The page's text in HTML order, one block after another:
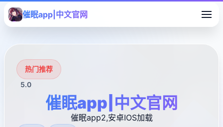
催眠app|中文官网
热门推荐
5.0
催眠app|中文官网
催眠app2,安卓IOS加载